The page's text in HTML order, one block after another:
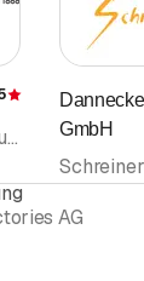
Bewertung
Schreinerei • Innenausbau • Küchenbau und Küchenausstellungen • Küchenbau • Kücheneinrichtungen • Inneneinrichtungen • Ladenbau • Ladeneinrichtungen
GmbH
AG